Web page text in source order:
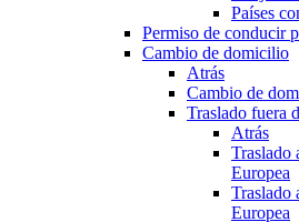
Países
Permiso de conducir
Cambio de domicilio
Atrás
Cambio de
Traslado fuera
Atrás
Traslado
Europea
Traslado
Europea